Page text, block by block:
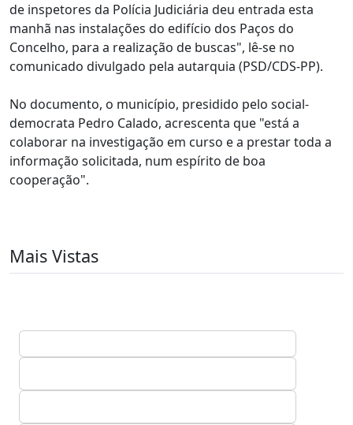
de inspetores da Polícia Judiciária deu entrada esta
manhã nas instalações do edifício dos Paços do
Concelho, para a realização de buscas", lê-se no
comunicado divulgado pela autarquia (PSD/CDS-PP).
No documento, o município, presidido pelo social-
democrata Pedro Calado, acrescenta que "está a
colaborar na investigação em curso e a prestar toda a
informação solicitada, num espírito de boa
cooperação".
Mais Vistas